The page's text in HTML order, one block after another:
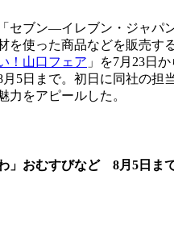
セブン―イレブン・ジャパ
を使った商品などを販売す
！山口フェア 」を7月23日
月5日まで。初日に同社の担
力をアピールした。
わ」おむすびなど 8月5日ま